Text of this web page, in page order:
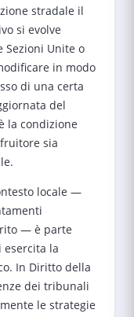
stradale il
si evolve
Sezioni Unite o
in modo
di una certa
del
la condizione
sia
locale —
— è parte
esercita la
In Diritto della
dei tribunali
le strategie